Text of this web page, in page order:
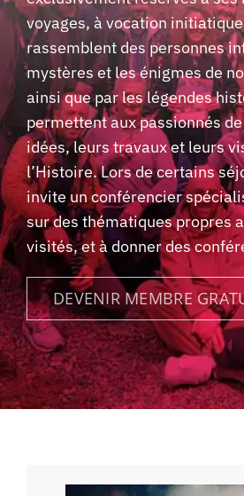
voyages, à vocation
rassemblent des personnes
mystères et les énigmes de
ainsi que par les légendes
permettent aux passionnés
idées, leurs travaux et leurs
l’Histoire. Lors de certains
invite un conférencier
sur des thématiques propres
visités, et à donner des
DEVENIR MEMBRE